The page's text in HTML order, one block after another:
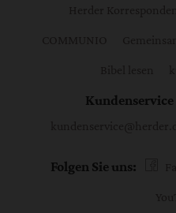
Kundenservice
Folgen Sie uns: